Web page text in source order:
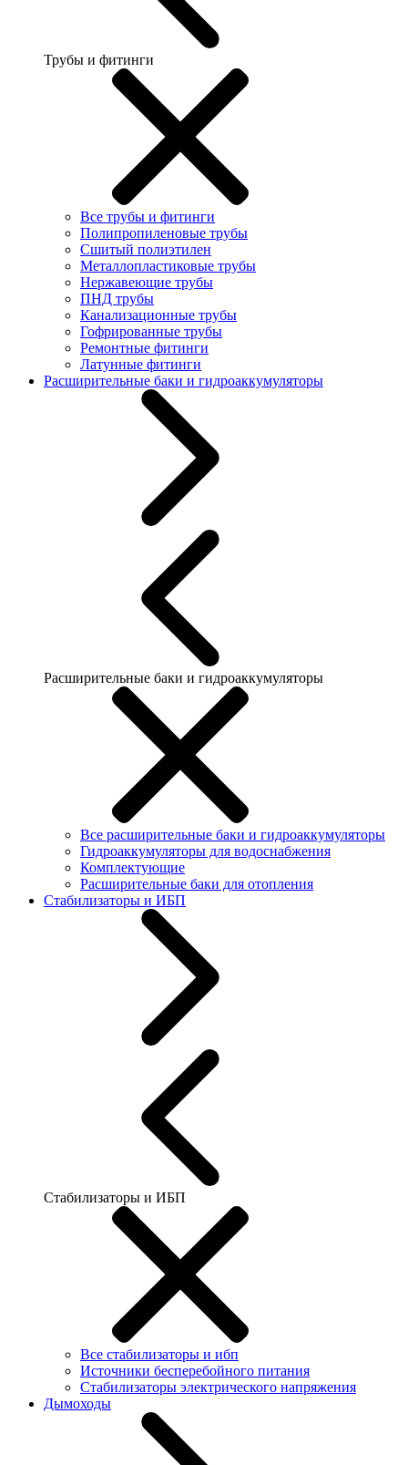
Трубы и фитинги
Все трубы и фитинги
Полипропиленовые трубы
Сшитый полиэтилен
Металлопластиковые трубы
Нержавеющие трубы
ПНД трубы
Канализационные трубы
Гофрированные трубы
Ремонтные фитинги
Латунные фитинги
Расширительные баки и гидроаккумуляторы
Расширительные баки и гидроаккумуляторы
Все расширительные баки и гидроаккумуляторы
Гидроаккумуляторы для водоснабжения
Комплектующие
Расширительные баки для отопления
Стабилизаторы и ИБП
Стабилизаторы и ИБП
Все стабилизаторы и ибп
Источники бесперебойного питания
Стабилизаторы электрического напряжения
Дымоходы